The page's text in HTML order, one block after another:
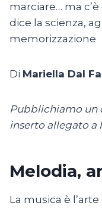
marciare… ma
dice la scienza,
memorizzazione
Di Mariella Dal
Pubblichiamo un
inserto allegato a
Melodia,
La musica è